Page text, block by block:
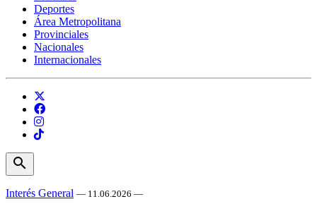
Deportes
Área Metropolitana
Provinciales
Nacionales
Internacionales
search
Interés General — 11.06.2026 —